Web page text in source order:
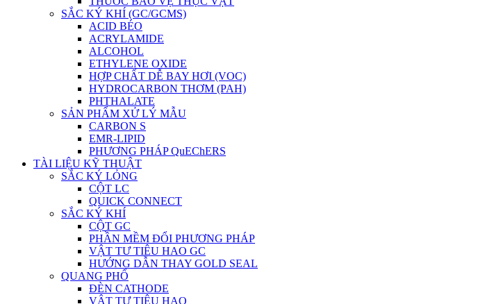
SẮC KÝ KHÍ (GC/GCMS)
ACID BÉO
ACRYLAMIDE
ALCOHOL
ETHYLENE OXIDE
HỢP CHẤT DỄ BAY HƠI (VOC)
HYDROCARBON THƠM (PAH)
PHTHALATE
SẢN PHẨM XỬ LÝ MẪU
CARBON S
EMR-LIPID
PHƯƠNG PHÁP QuEChERS
TÀI LIỆU KỸ THUẬT
SẮC KÝ LỎNG
CỘT LC
QUICK CONNECT
SẮC KÝ KHÍ
CỘT GC
PHẦN MỀM ĐỔI PHƯƠNG PHÁP
VẬT TƯ TIÊU HAO GC
HƯỚNG DẪN THAY GOLD SEAL
QUANG PHỔ
ĐÈN CATHODE
VẬT TƯ TIÊU HAO